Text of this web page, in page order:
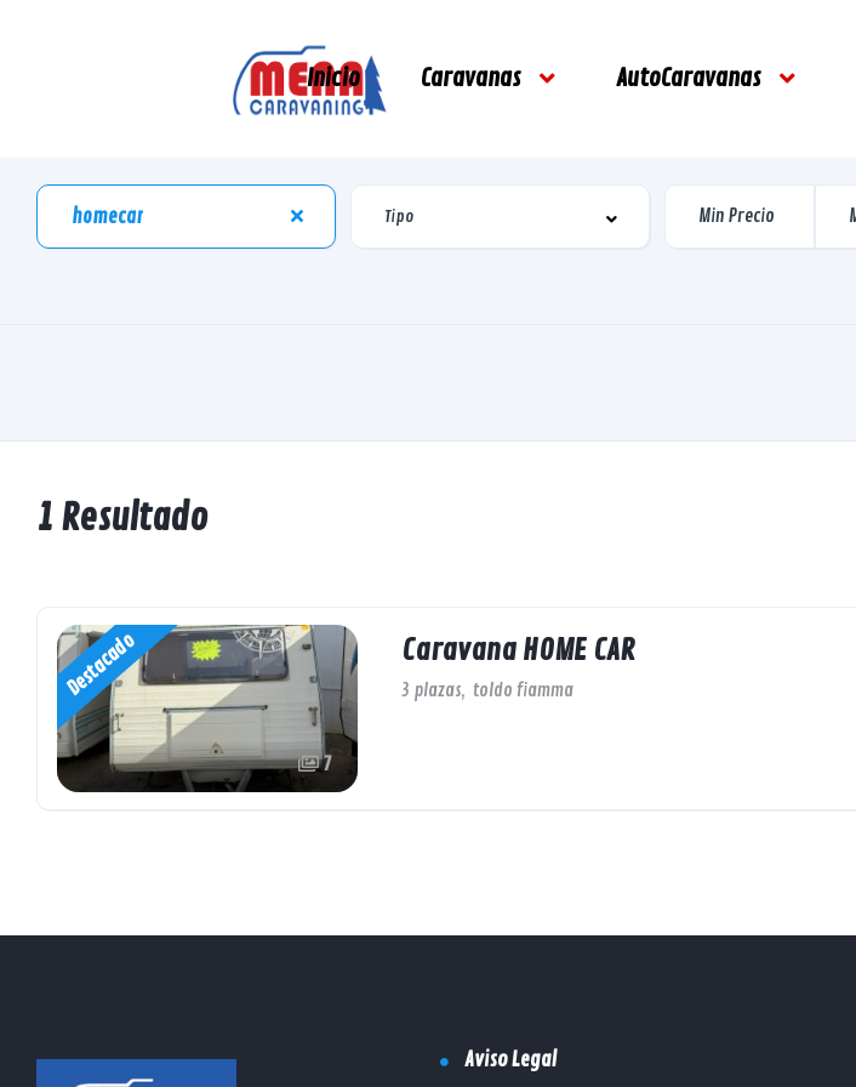
Inicio Caravanas AutoCaravanas
homecar
1 Resultado
Destacado
7
Caravana HOME CAR
3 plazas, toldo fiamma
Aviso Legal